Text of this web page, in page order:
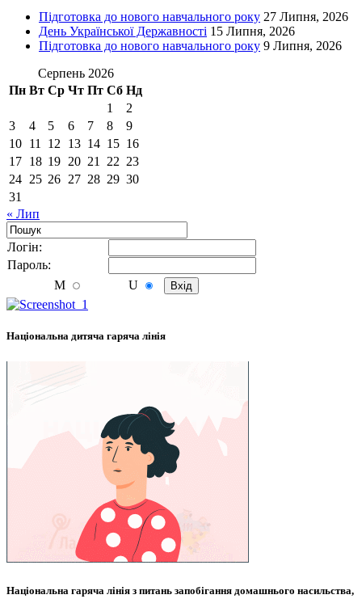
Підготовка до нового навчального року 27 Липня, 2026
День Української Державності 15 Липня, 2026
Підготовка до нового навчального року 9 Липня, 2026
Серпень 2026
Пн Вт Ср Чт Пт Сб Нд
1
2
3
4 5 6 7 8
9
10 11 12 13 14 15 16
17 18 19 20 21 22 23
24 25 26 27 28 29 30
31
« Лип
Логiн:
Пароль:
M
U
Національна дитяча гаряча лінія
Національна гаряча лінія з питань запобігання домашнього насильства,